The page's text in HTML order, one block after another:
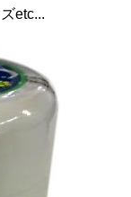
etc...